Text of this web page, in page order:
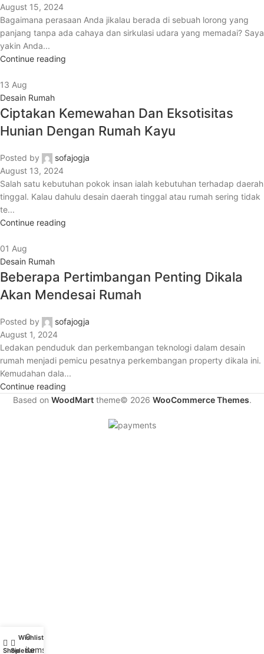
August 15, 2024
Bagaimana perasaan Anda jikalau berada di sebuah lorong yang
panjang tanpa ada cahaya dan sirkulasi udara yang memadai? Saya
yakin Anda...
Continue reading
13 Aug
Desain Rumah
Ciptakan Kemewahan Dan Eksotisitas
Hunian Dengan Rumah Kayu
Posted by
sofajogja
August 13, 2024
Salah satu kebutuhan pokok insan ialah kebutuhan terhadap daerah
tinggal. Kalau dahulu desain daerah tinggal atau rumah sering tidak
te...
Continue reading
01 Aug
Desain Rumah
Beberapa Pertimbangan Penting Dikala
Akan Mendesai Rumah
Posted by
sofajogja
August 1, 2024
Ledakan penduduk dan perkembangan teknologi dalam desain
rumah menjadi pemicu pesatnya perkembangan property dikala ini.
Kemudahan dala...
Continue reading
Based on WoodMarttheme© 2026 WooCommerce Themes.
ShopSidebar
Wishlist
0
items